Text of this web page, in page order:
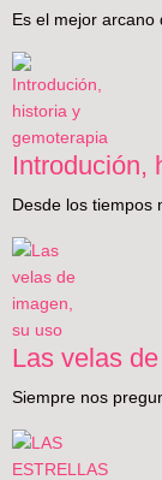
Es el mejor arcano
Introdución,
Desde los tiempos
Las velas
Siempre nos